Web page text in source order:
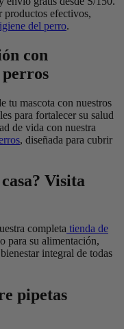
productos efectivos,
del perro.
con
tu mascota con nuestros
para fortalecer su salud
de vida con nuestra
, diseñada para cubrir
Visita
completa tienda de
para su alimentación,
integral de todas
pipetas